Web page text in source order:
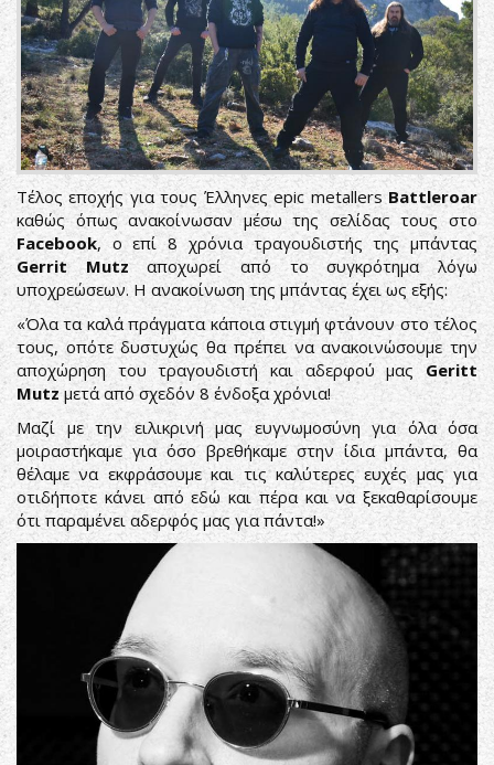
Τέλος εποχής για τους Έλληνες epic metallers Battleroar
καθώς όπως ανακοίνωσαν μέσω της σελίδας τους στο
Facebook, ο επί 8 χρόνια τραγουδιστής της μπάντας
Gerrit Mutzαποχωρεί από το συγκρότημα λόγω
υποχρεώσεων. Η ανακοίνωση της μπάντας έχει ως εξής:
«Όλα τα καλά πράγματα κάποια στιγμή φτάνουν στο τέλος
τους, οπότε δυστυχώς θα πρέπει να ανακοινώσουμε την
αποχώρηση του τραγουδιστή και αδερφού μας Geritt
Mutzμετά από σχεδόν 8 ένδοξα χρόνια!
Μαζί με την ειλικρινή μας ευγνωμοσύνη για όλα όσα
μοιραστήκαμε για όσο βρεθήκαμε στην ίδια μπάντα, θα
θέλαμε να εκφράσουμε και τις καλύτερες ευχές μας για
οτιδήποτε κάνει από εδώ και πέρα και να ξεκαθαρίσουμε
ότι παραμένει αδερφός μας για πάντα!»